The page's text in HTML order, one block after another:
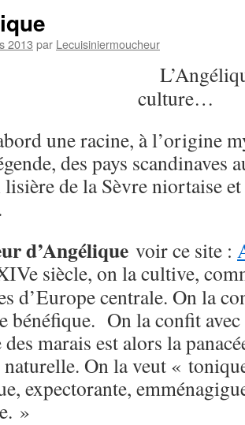
2013 par Lecuisiniermoucheur
culture…
une racine, à l’origine
des pays scandinaves
de la Sèvre niortaise et
d’Angélique voir ce site :
siècle, on la cultive,
d’Europe centrale. On la
bénéfique. On la confit
marais est alors la
naturelle. On la veut «
expectorante,
»